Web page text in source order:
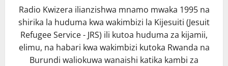
Radio Kwizera ilianzishwa mnamo mwaka 1995 na
shirika la huduma kwa wakimbizi la Kijesuiti (Jesuit
Refugee Service - JRS) ili kutoa huduma za kijamii,
elimu, na habari kwa wakimbizi kutoka Rwanda na
Burundi waliokuwa wanaishi katika kambi za